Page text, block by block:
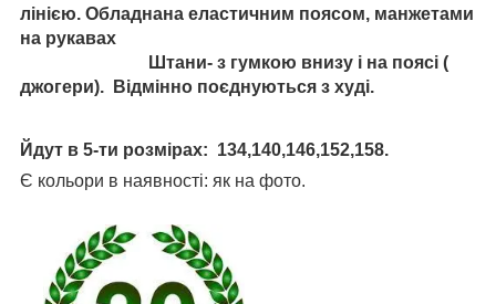
лінією. Обладнана еластичним поясом, манжетами
на рукавах
Штани- з гумкою внизу і на поясі (
джогери). Відмінно поєднуються з худі.
Йдут в 5-ти розмірах: 134,140,146,152,158.
Є кольори в наявності: як на фото.